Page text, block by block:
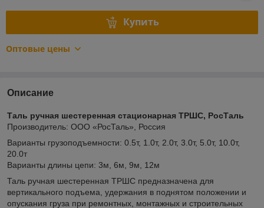
Купить
Оптовые цены
Описание
Таль ручная шестеренная стационарная ТРШС, РосТаль
Производитель: ООО «РосТаль», Россия
Варианты грузоподъемности: 0.5т, 1.0т, 2.0т, 3.0т, 5.0т, 10.0т,
20.0т
Варианты длины цепи: 3м, 6м, 9м, 12м
Таль ручная шестеренная ТРШС предназначена для
вертикального подъема, удержания в поднятом положении и
опускания груза при ремонтных, монтажных и строительных